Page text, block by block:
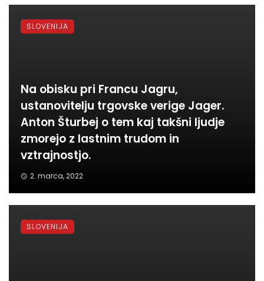
Na obisku pri Francu Jagru,
ustanovitelju trgovske verige Jager.
Anton Šturbej o tem kaj takšni ljudje
zmorejo z lastnim trudom in
vztrajnostjo.
2. marca, 2022
SLOVENIJA
SLOVENIJA